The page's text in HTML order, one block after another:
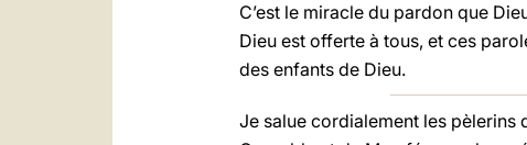
C’est le miracle du pardon que
Dieu est offerte à tous, et ces
des enfants de Dieu.
Je salue cordialement les pèlerins